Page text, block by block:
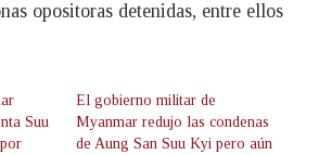
opositoras detenidas, entre ellos
Suu
El gobierno militar de
Myanmar redujo las condenas
de Aung San Suu Kyi pero aún